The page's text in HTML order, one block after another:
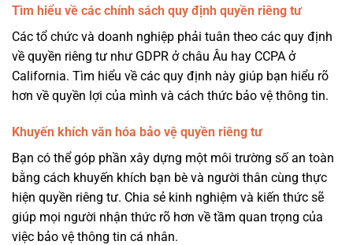
Tìm hiểu về các chính sách quy định quyền riêng tư
Các tổ chức và doanh nghiệp phải tuân theo các quy định
về quyền riêng tư như GDPR ở châu Âu hay CCPA ở
California. Tìm hiểu về các quy định này giúp bạn hiểu rõ
hơn về quyền lợi của mình và cách thức bảo vệ thông tin.
Khuyến khích văn hóa bảo vệ quyền riêng tư
Bạn có thể góp phần xây dựng một môi trường số an toàn
bằng cách khuyến khích bạn bè và người thân cùng thực
hiện quyền riêng tư. Chia sẻ kinh nghiệm và kiến thức sẽ
giúp mọi người nhận thức rõ hơn về tầm quan trọng của
việc bảo vệ thông tin cá nhân.